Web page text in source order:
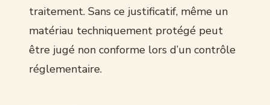
traitement. Sans ce justificatif, même un
matériau techniquement protégé peut
être jugé non conforme lors d’un contrôle
réglementaire.